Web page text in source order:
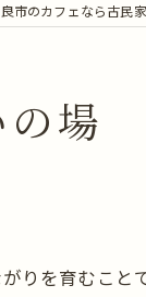
市のカフェなら古民
場
りを育むこと